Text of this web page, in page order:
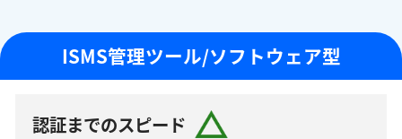
ISMS管理ツール/ソフトウェア型
認証までのスピード